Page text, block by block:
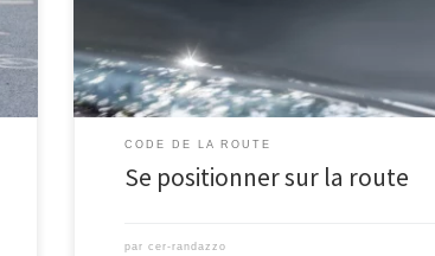
CODE DE LA ROUTE
Se positionner sur la route
par cer-randazzo